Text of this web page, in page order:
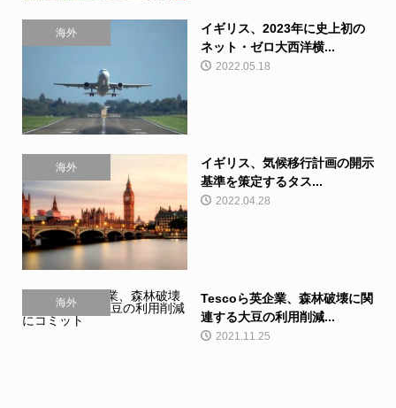
海外
イギリス、2023年に史上初の
ネット・ゼロ大西洋横...
2022.05.18
海外
イギリス、気候移行計画の開示
基準を策定するタス...
2022.04.28
海外
Tescoら英企業、森林破壊に関
連する大豆の利用削減...
2021.11.25